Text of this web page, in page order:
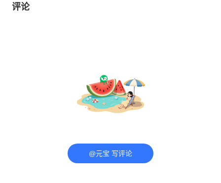
评论
@元宝 写评论